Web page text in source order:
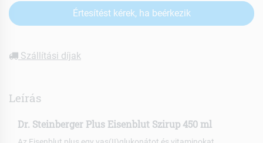
Értesítést kérek, ha beérkezik
Szállítási díjak
Leírás
Dr. Steinberger Plus Eisenblut Szirup 450 ml